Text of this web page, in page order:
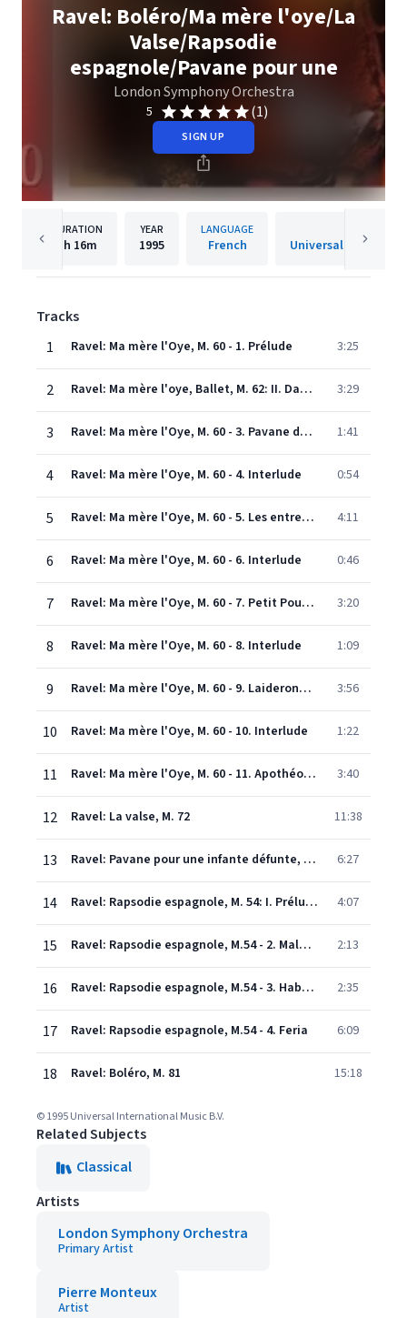
Ravel: Boléro/Ma mère l'oye/La
Valse/Rapsodie
espagnole/Pavane pour une
London Symphony Orchestra
5 (1)
SIGN UP
DURATION
1h 16m
YEAR
1995
LANGUAGE
French Universal
Tracks
1
Ravel: Ma mère l'Oye, M. 60 - 1. Prélude 3:25
2 Ravel: Ma mère l'oye, Ballet, M. 62: II. Danse du rouet et scène 3:29
3 Ravel: Ma mère l'Oye, M. 60 - 3. Pavane de la Belle au bois dormant 1:41
4 Ravel: Ma mère l'Oye, M. 60 - 4. Interlude 0:54
5 Ravel: Ma mère l'Oye, M. 60 - 5. Les entretiens de la Belle et de la Bête 4:11
6 Ravel: Ma mère l'Oye, M. 60 - 6. Interlude 0:46
7 Ravel: Ma mère l'Oye, M. 60 - 7. Petit Poucet 3:20
8 Ravel: Ma mère l'Oye, M. 60 - 8. Interlude 1:09
9 Ravel: Ma mère l'Oye, M. 60 - 9. Laideronnette, Impératrice des Pagodes 3:56
10 Ravel: Ma mère l'Oye, M. 60 - 10. Interlude 1:22
11 Ravel: Ma mère l'Oye, M. 60 - 11. Apothéose: Le jardin féerique 3:40
12 Ravel: La valse, M. 72 11:38
13 Ravel: Pavane pour une infante défunte, M. 19 6:27
14 Ravel: Rapsodie espagnole, M. 54: I. Prélude à la nuit 4:07
15 Ravel: Rapsodie espagnole, M.54 - 2. Malagueña 2:13
16 Ravel: Rapsodie espagnole, M.54 - 3. Habanera 2:35
17 Ravel: Rapsodie espagnole, M.54 - 4. Feria 6:09
18 Ravel: Boléro, M. 81 15:18
© 1995 Universal International Music B.V.
Related Subjects
Classical
Artists
London Symphony Orchestra
Primary Artist
Pierre Monteux
Artist